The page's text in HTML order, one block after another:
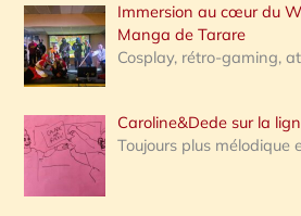
:
Immersion au cœur du
Manga de Tarare
Cosplay, rétro-gaming,
Caroline&Dede sur la
Toujours plus mélodique